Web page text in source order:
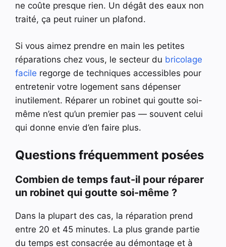
ne coûte presque rien. Un dégât des eaux non
traité, ça peut ruiner un plafond.
Si vous aimez prendre en main les petites
réparations chez vous, le secteur du bricolage
facile regorge de techniques accessibles pour
entretenir votre logement sans dépenser
inutilement. Réparer un robinet qui goutte soi-
même n’est qu’un premier pas — souvent celui
qui donne envie d’en faire plus.
Questions fréquemment posées
Combien de temps faut-il pour réparer
un robinet qui goutte soi-même ?
Dans la plupart des cas, la réparation prend
entre 20 et 45 minutes. La plus grande partie
du temps est consacrée au démontage et à